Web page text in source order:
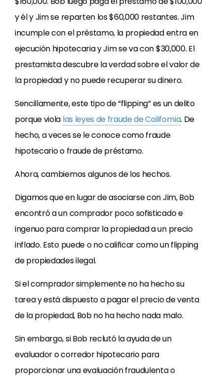
y él y Jim se reparten los $60,000 restantes. Jim
incumple con el préstamo, la propiedad entra en
ejecución hipotecaria y Jim se va con $30,000. El
prestamista descubre la verdad sobre el valor de
la propiedad y no puede recuperar su dinero.
Sencillamente, este tipo de “flipping” es un delito
porque viola las leyes de fraude de California. De
hecho, a veces se le conoce como fraude
hipotecario o fraude de préstamo.
Ahora, cambiemos algunos de los hechos.
Digamos que en lugar de asociarse con Jim, Bob
encontró a un comprador poco sofisticado e
ingenuo para comprar la propiedad a un precio
inflado. Esto puede o no calificar como un flipping
de propiedades ilegal.
Si el comprador simplemente no ha hecho su
tarea y está dispuesto a pagar el precio de venta
de la propiedad, Bob no ha hecho nada malo.
Sin embargo, si Bob reclutó la ayuda de un
evaluador o corredor hipotecario para
proporcionar una evaluación fraudulenta o